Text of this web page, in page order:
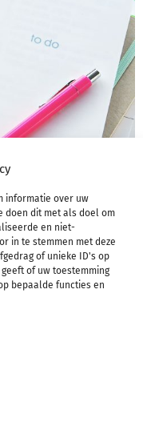
informatie over uw
doen dit met als doel om
en niet-
in te stemmen met deze
of unieke ID's op
of uw toestemming
bepaalde functies en
lukt me niet om me
wel een
niet wat daar op